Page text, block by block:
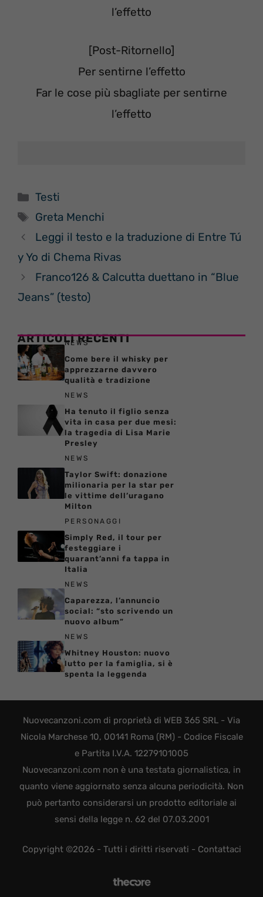
l’effetto
[Post-Ritornello]
Per sentirne l’effetto
Far le cose più sbagliate per sentirne
l’effetto
Categorie
Testi
Tag
Greta Menchi
Leggi il testo e la traduzione di Entre Tú
y Yo di Chema Rivas
Franco126 & Calcutta duettano in “Blue
Jeans” (testo)
ARTICOLI RECENTI
NEWS
Come bere il whisky per
apprezzarne davvero
qualità e tradizione
NEWS
Ha tenuto il figlio senza
vita in casa per due mesi:
la tragedia di Lisa Marie
Presley
NEWS
Taylor Swift: donazione
milionaria per la star per
le vittime dell’uragano
Milton
PERSONAGGI
Simply Red, il tour per
festeggiare i
quarant’anni fa tappa in
Italia
NEWS
Caparezza, l’annuncio
social: “sto scrivendo un
nuovo album”
NEWS
Whitney Houston: nuovo
lutto per la famiglia, si è
spenta la leggenda
Nuovecanzoni.com di proprietà di WEB 365 SRL - Via
Nicola Marchese 10, 00141 Roma (RM) - Codice Fiscale
e Partita I.V.A. 12279101005
Nuovecanzoni.com non è una testata giornalistica, in
quanto viene aggiornato senza alcuna periodicità. Non
può pertanto considerarsi un prodotto editoriale ai
sensi della legge n. 62 del 07.03.2001
Copyright ©2026 - Tutti i diritti riservati - Contattaci